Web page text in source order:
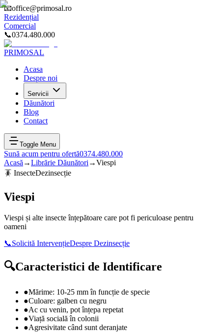
📧office@primosal.ro
Rezidențial
Comercial
📞0374.480.000
PRIMOSAL
Acasa
Despre noi
Servicii
Dăunători
Blog
Contact
Toggle Menu
Sună acum pentru ofertă0374.480.000
Acasă →Librărie Dăunători →Viespi
🪳 InsecteDezinsecție
Viespi
Viespi și alte insecte înțepătoare care pot fi periculoase pentru
oameni
📞Solicită IntervențieDespre Dezinsecție
🔍Caracteristici de Identificare
●Mărime: 10-25 mm în funcție de specie
●Culoare: galben cu negru
●Ac cu venin, pot înțepa repetat
●Viață socială în colonii
●Agresivitate când sunt deranjate